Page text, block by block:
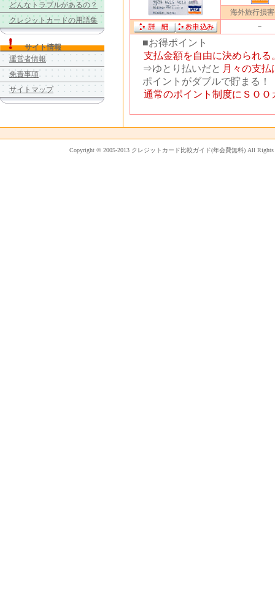
海外旅行損
－
■お得ポイント
支払金額を自由に決められる
⇒ゆとり払いだと 月々の支払
ポイントがダブルで貯まる！
通常のポイント制度にＳＯ
どんなトラブルがあるの？
クレジットカードの用語集
サイト情報
運営者情報
免責事項
サイトマップ
Copyright © 2005-2013 クレジットカード比較ガイド(年会費無料) All Rights